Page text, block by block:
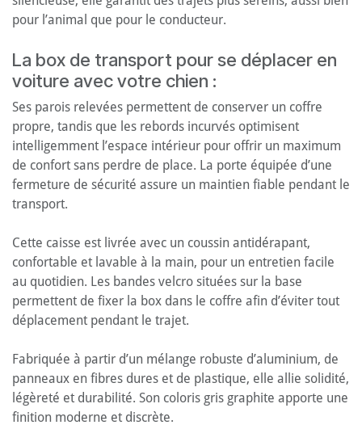
pour l’animal que pour le conducteur.
La box de transport pour se déplacer en
voiture avec votre chien :
Ses parois relevées permettent de conserver un coffre
propre, tandis que les rebords incurvés optimisent
intelligemment l’espace intérieur pour offrir un maximum
de confort sans perdre de place. La porte équipée d’une
fermeture de sécurité assure un maintien fiable pendant le
transport.
Cette caisse est livrée avec un coussin antidérapant,
confortable et lavable à la main, pour un entretien facile
au quotidien. Les bandes velcro situées sur la base
permettent de fixer la box dans le coffre afin d’éviter tout
déplacement pendant le trajet.
Fabriquée à partir d’un mélange robuste d’aluminium, de
panneaux en fibres dures et de plastique, elle allie solidité,
légèreté et durabilité. Son coloris gris graphite apporte une
finition moderne et discrète.